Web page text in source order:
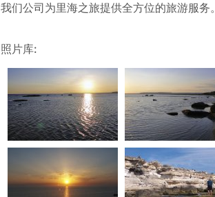
我们公司为里海之旅提供全方位的旅游服务。
照片库: